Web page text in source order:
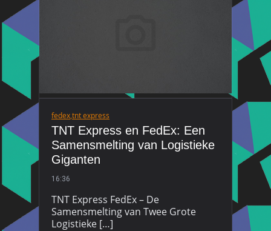
fedex,tnt express
TNT Express en FedEx: Een
Samensmelting van Logistieke
Giganten
16:36
TNT Express FedEx – De
Samensmelting van Twee Grote
Logistieke […]